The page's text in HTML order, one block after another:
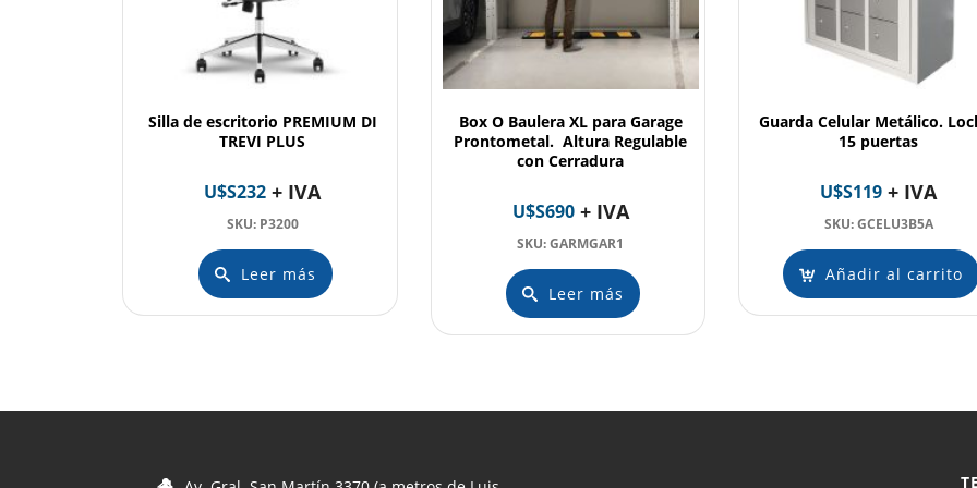
Silla de escritorio PREMIUM DI
TREVI PLUS
U$S232 + IVA
SKU: P3200
Leer más
Box O Baulera XL para Garage
Prontometal. Altura Regulable
con Cerradura
U$S690+ IVA
SKU: GARMGAR1
Leer más
Guarda Celular Metálico.
15 puertas
U$S119 + IVA
SKU: GCELU3B5A
Añadir al carrito